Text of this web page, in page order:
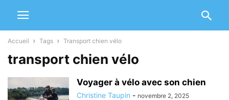
Accueil Tags Transport chien vélo
transport chien vélo
Voyager à vélo avec son chien
Christine Taupin - novembre 2, 2025